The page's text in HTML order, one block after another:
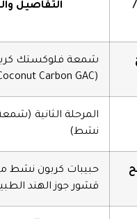
التفاصيل
شمعة فلوكستك
(Coconut Carbon GAC)
المرحلة الثانية
نشط)
حبيبات كربون
قشور جوز الهند